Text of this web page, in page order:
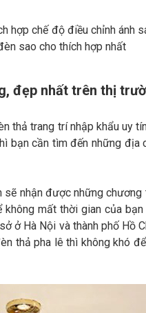
hợp chế độ điều chỉnh ánh
sao cho thích hợp nhất
đẹp nhất trên thị
thả trang trí nhập khẩu uy
bạn cần tìm đến những
nhận được những chương
mất thời gian của
ở Hà Nội và thành phố Hồ
thả pha lê thì không khó